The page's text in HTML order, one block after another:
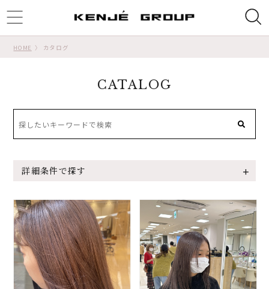
HOME カタログ
CATALOG
詳細条件で探す